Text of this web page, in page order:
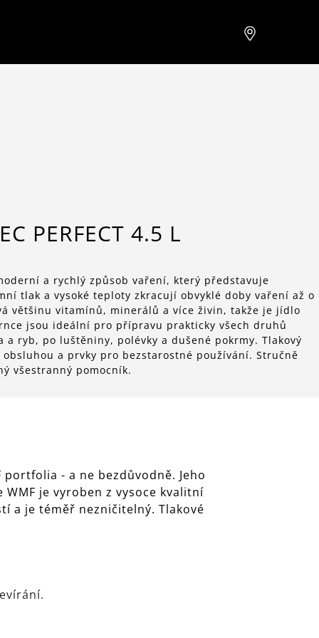
PERFECT 4.5 L
a rychlý způsob vaření, který představuje
tlak a vysoké teploty zkracují obvyklé doby vaření až o
většinu vitamínů, minerálů a více živin, takže je jídlo
jsou ideální pro přípravu prakticky všech druhů
a ryb, po luštěniny, polévky a dušené pokrmy. Tlakový
a prvky pro bezstarostné používání. Stručně
všestranný pomocník.
- a ne bezdůvodně. Jeho
je vyroben z vysoce kvalitní
a je téměř nezničitelný. Tlakové